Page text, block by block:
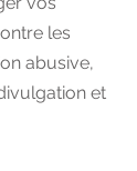
les
abusive,
et